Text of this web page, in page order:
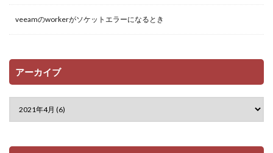
veeamのworkerがソケットエラーになるとき
アーカイブ